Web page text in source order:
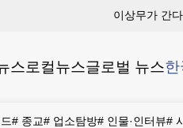
이상무가 간다
스로컬뉴스글로벌 뉴스
# 종교# 업소탐방# 인물·인터뷰#